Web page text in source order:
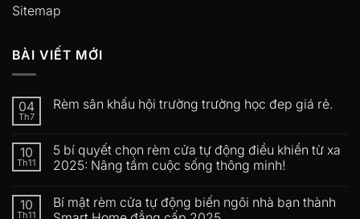
Sitemap
BÀI VIẾT MỚI
04
Th7
Rèm sân khấu hội trường trường học đep giá rẻ.
10
Th11
5 bí quyết chọn rèm cửa tự động điều khiển từ xa
2025: Nâng tầm cuộc sống thông minh!
10
Th11
Bí mật rèm cửa tự động biến ngôi nhà bạn thành